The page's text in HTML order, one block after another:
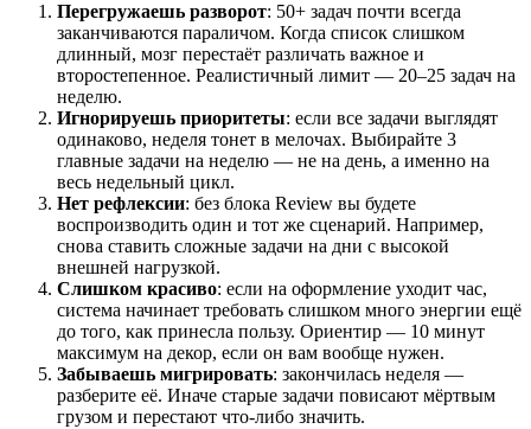
Перегружаешь разворот: 50+ задач почти всегда
заканчиваются параличом. Когда список слишком
длинный, мозг перестаёт различать важное и
второстепенное. Реалистичный лимит — 20–25 задач на
неделю.
Игнорируешь приоритеты: если все задачи выглядят
одинаково, неделя тонет в мелочах. Выбирайте 3
главные задачи на неделю — не на день, а именно на
весь недельный цикл.
Нет рефлексии: без блока Review вы будете
воспроизводить один и тот же сценарий. Например,
снова ставить сложные задачи на дни с высокой
внешней нагрузкой.
Слишком красиво: если на оформление уходит час,
система начинает требовать слишком много энергии ещё
до того, как принесла пользу. Ориентир — 10 минут
максимум на декор, если он вам вообще нужен.
Забываешь мигрировать: закончилась неделя —
разберите её. Иначе старые задачи повисают мёртвым
грузом и перестают что-либо значить.